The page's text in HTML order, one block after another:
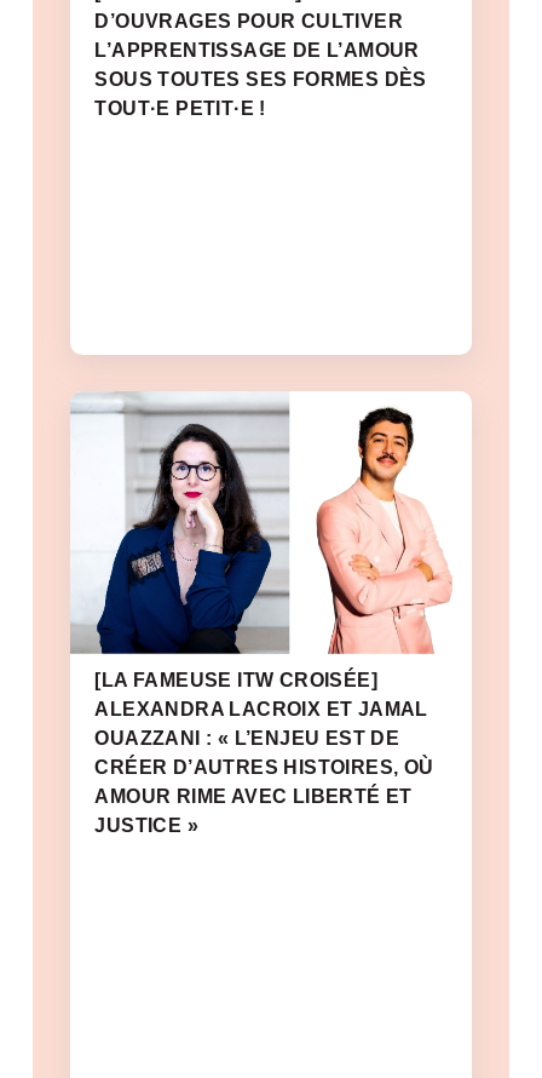
D’OUVRAGES POUR CULTIVER
L’APPRENTISSAGE DE L’AMOUR
SOUS TOUTES SES FORMES DÈS
TOUT·E PETIT·E !
[LA FAMEUSE ITW CROISÉE]
ALEXANDRA LACROIX ET JAMAL
OUAZZANI : « L’ENJEU EST DE
CRÉER D’AUTRES HISTOIRES, OÙ
AMOUR RIME AVEC LIBERTÉ ET
JUSTICE »